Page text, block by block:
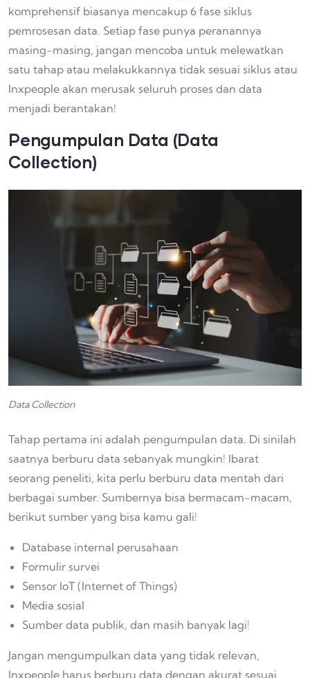
komprehensif biasanya mencakup 6 fase siklus
pemrosesan data. Setiap fase punya peranannya
masing-masing, jangan mencoba untuk melewatkan
satu tahap atau melakukkannya tidak sesuai siklus atau
Inxpeople akan merusak seluruh proses dan data
menjadi berantakan!
Pengumpulan Data (Data
Collection)
Data Collection
Tahap pertama ini adalah pengumpulan data. Di sinilah
saatnya berburu data sebanyak mungkin! Ibarat
seorang peneliti, kita perlu berburu data mentah dari
berbagai sumber. Sumbernya bisa bermacam-macam,
berikut sumber yang bisa kamu gali!
Database internal perusahaan
Formulir survei
Sensor IoT (Internet of Things)
Media sosial
Sumber data publik, dan masih banyak lagi!
Jangan mengumpulkan data yang tidak relevan,
Inxpeople harus berburu data dengan akurat sesuai